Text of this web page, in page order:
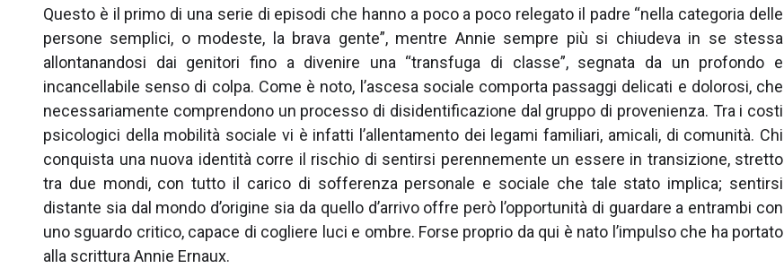
Questo è il primo di una serie di episodi che hanno a poco a poco relegato il padre “nella categoria delle
persone semplici, o modeste, la brava gente”, mentre Annie sempre più si chiudeva in se stessa
allontanandosi dai genitori fino a divenire una “transfuga di classe”, segnata da un profondo e
incancellabile senso di colpa. Come è noto, l’ascesa sociale comporta passaggi delicati e dolorosi, che
necessariamente comprendono un processo di disidentificazione dal gruppo di provenienza. Tra i costi
psicologici della mobilità sociale vi è infatti l’allentamento dei legami familiari, amicali, di comunità. Chi
conquista una nuova identità corre il rischio di sentirsi perennemente un essere in transizione, stretto
tra due mondi, con tutto il carico di sofferenza personale e sociale che tale stato implica; sentirsi
distante sia dal mondo d’origine sia da quello d’arrivo offre però l’opportunità di guardare a entrambi con
uno sguardo critico, capace di cogliere luci e ombre. Forse proprio da qui è nato l’impulso che ha portato
alla scrittura Annie Ernaux.